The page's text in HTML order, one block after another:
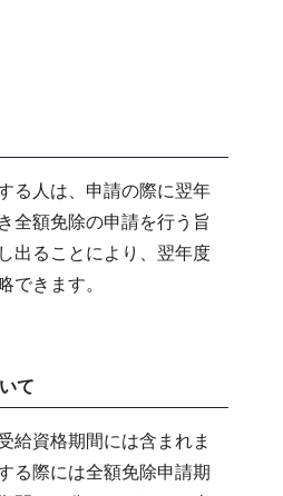
る人は、申請の際に翌年
全額免除の申請を行う旨
出ることにより、翌年度
できます。
て
給資格期間には含まれま
る際には全額免除申請期